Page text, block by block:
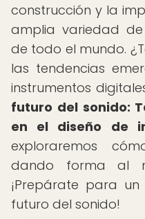
construcción y la
amplia variedad de
de todo el mundo.
las tendencias
instrumentos
futuro del sonido:
en el diseño de
exploraremos
dando forma al
¡Prepárate para
futuro del sonido!